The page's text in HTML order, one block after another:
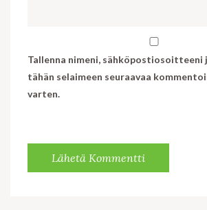
Tallenna nimeni, sähköpostiosoitteeni
tähän selaimeen seuraavaa
varten.